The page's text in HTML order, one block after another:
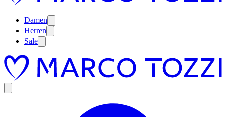
Damen
Herren
Sale